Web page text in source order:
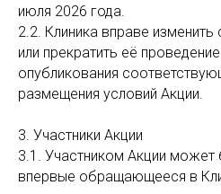
июля 2026 года.
2.2. Клиника вправе
или прекратить её
опубликования
размещения условий Акции.
3. Участники Акции
3.1. Участником Акции может
впервые обращающееся в